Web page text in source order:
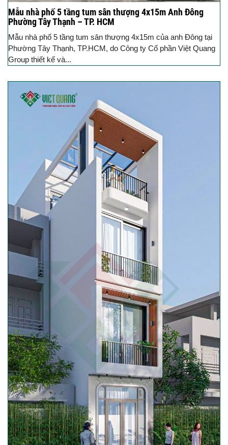
Mẫu nhà phố 5 tầng tum sân thượng 4x15m Anh Đông
Phường Tây Thạnh – TP. HCM
Mẫu nhà phố 5 tầng tum sân thượng 4x15m của anh Đông tại
Phường Tây Thạnh, TP.HCM, do Công ty Cổ phần Việt Quang
Group thiết kế và...